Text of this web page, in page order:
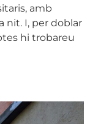
amb
nit. I, per doblar
hi trobareu